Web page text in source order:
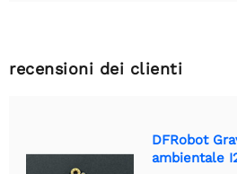
recensioni dei clienti
DFRobot
ambientale